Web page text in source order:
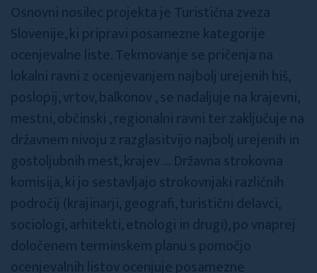
Osnovni nosilec projekta je Turistična zveza
Slovenije, ki pripravi posamezne kategorije
ocenjevalne liste. Tekmovanje se pričenja na
lokalni ravni z ocenjevanjem najbolj urejenih hiš,
poslopij, vrtov, balkonov , se nadaljuje na krajevni,
mestni, občinski , regionalni ravni ter zaključuje na
državnem nivoju z razglasitvijo najbolj urejenih in
gostoljubnih mest, krajev ... Državna strokovna
komisija, ki jo sestavljajo strokovnjaki različnih
področij (krajinarji, geografi, turistični delavci,
sociologi, arhitekti, etnologi in drugi), po vnaprej
določenem terminskem planu s pomočjo
ocenjevalnih listov ocenjuje posamezne